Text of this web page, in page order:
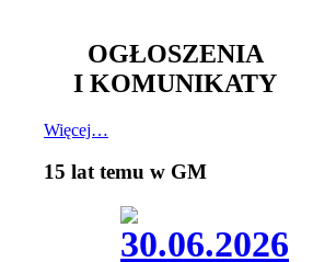
OGŁOSZENIA
I KOMUNIKATY
Więcej…
15 lat temu w GM